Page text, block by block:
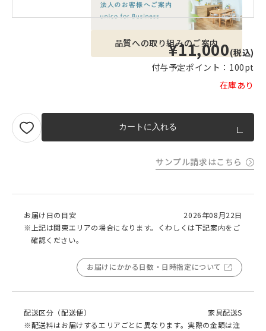
品質への取り組みのご案内
¥11,000(税込)
付与予定ポイント： 100pt
在庫あり
カートに入れる
サンプル請求はこちら
お届け日の目安
2026年08月22日
※上記は関東エリアの場合になります。くわしくは下記案内をご
確認ください。
お届けにかかる日数・日時指定について
配送区分（配送便）
家具配送S
※配送料はお届けするエリアごとに異なります。実際の金額は注